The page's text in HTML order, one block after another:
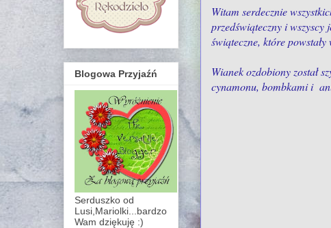
Witam serdecznie
przedświąteczny i wszyscy
świąteczne, które
Wianek ozdobiony został
cynamonu, bombkami i
Blogowa Przyjaźń
Serduszko od
Lusi,Mariolki...bardzo
Wam dziękuję :)